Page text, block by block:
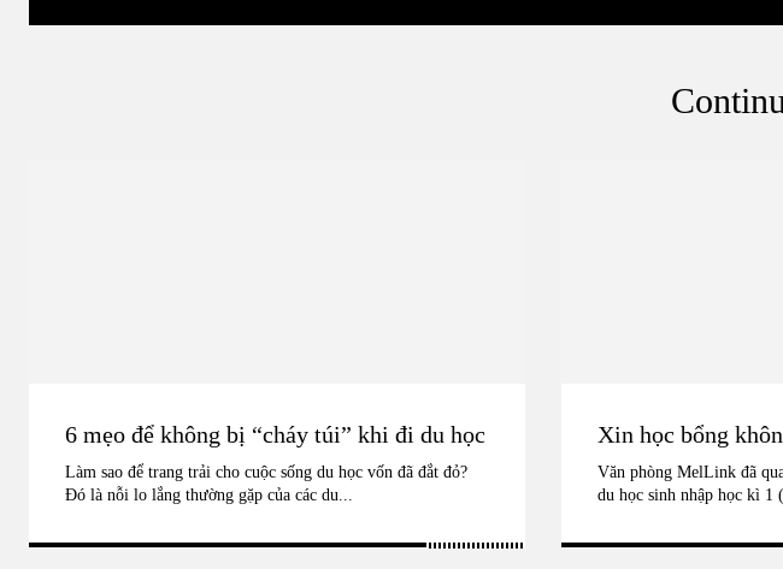
6 mẹo để không bị “cháy túi” khi đi du học
Làm sao để trang trải cho cuộc sống du học vốn đã đắt đỏ?
Đó là nỗi lo lắng thường gặp của các du...
Xin học bổng
Văn phòng MelLink đã
du học sinh nhập học kì 1